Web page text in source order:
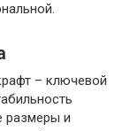
– ключевой
размеры и